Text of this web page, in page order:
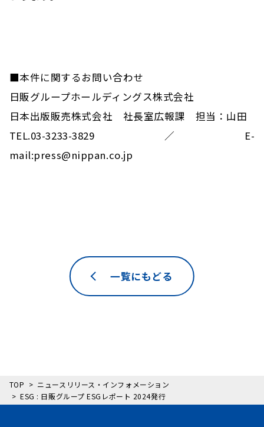
■本件に関するお問い合わせ
日販グループホールディングス株式会社
日本出版販売株式会社 社長室広報課 担当：山田
TEL.03-3233-3829 ／ E-
mail:press@nippan.co.jp
一覧にもどる
TOP
ニュースリリース・インフォメーション
ESG : 日販グループ ESGレポート 2024発行